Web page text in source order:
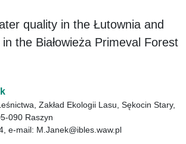
quality in the Łutownia and
the Białowieża Primeval Forest
Zakład Ekologii Lasu, Sękocin Stary,
090 Raszyn
e-mail: M.Janek@ibles.waw.pl